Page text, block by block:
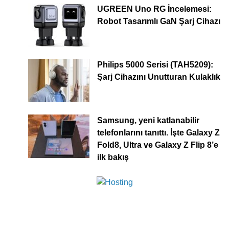
UGREEN Uno RG İncelemesi:
Robot Tasarımlı GaN Şarj Cihazı
Philips 5000 Serisi (TAH5209):
Şarj Cihazını Unutturan Kulaklık
Samsung, yeni katlanabilir
telefonlarını tanıttı. İşte Galaxy Z
Fold8, Ultra ve Galaxy Z Flip 8’e
ilk bakış